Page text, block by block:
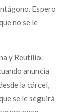
Espero
no se le
y Reutilio.
anuncia
la cárcel,
se le seguirá